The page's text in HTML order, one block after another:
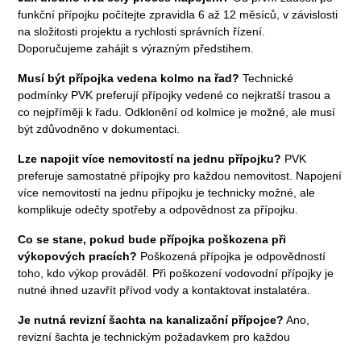
funkční přípojku počítejte zpravidla 6 až 12 měsíců, v závislosti
na složitosti projektu a rychlosti správních řízení.
Doporučujeme zahájit s výrazným předstihem.
Musí být přípojka vedena kolmo na řad? Technické
podmínky PVK preferují přípojky vedené co nejkratší trasou a
co nejpříměji k řadu. Odklonění od kolmice je možné, ale musí
být zdůvodněno v dokumentaci.
Lze napojit více nemovitostí na jednu přípojku? PVK
preferuje samostatné přípojky pro každou nemovitost. Napojení
více nemovitostí na jednu přípojku je technicky možné, ale
komplikuje odečty spotřeby a odpovědnost za přípojku.
Co se stane, pokud bude přípojka poškozena při
výkopových pracích? Poškozená přípojka je odpovědností
toho, kdo výkop prováděl. Při poškození vodovodní přípojky je
nutné ihned uzavřít přívod vody a kontaktovat instalatéra.
Je nutná revizní šachta na kanalizační přípojce? Ano,
revizní šachta je technickým požadavkem pro každou